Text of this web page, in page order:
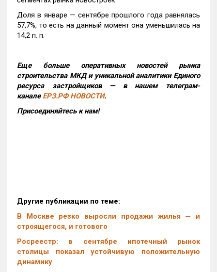
Доля в январе — сентябре прошлого года равнялась
57,7%, то есть на данный момент она уменьшилась на
14,2 п. п.
Еще больше оперативных новостей рынка
строительства МКД и уникальной аналитики Единого
ресурса застройщиков — в нашем телеграм-
канале ЕРЗ.РФ НОВОСТИ.
Присоединяйтесь к нам!
Другие публикации по теме:
В Москве резко выросли продажи жилья — и
строящегося, и готового
Росреестр: в сентябре ипотечный рынок
столицы показал устойчивую положительную
динамику